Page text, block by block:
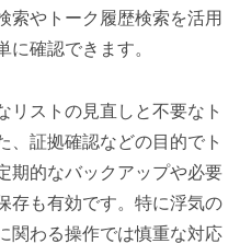
索やトーク履歴検索を活用
に確認できます。
リストの見直しと不要なト
、証拠確認などの目的でト
期的なバックアップや必要
存も有効です。特に浮気の
関わる操作では慎重な対応